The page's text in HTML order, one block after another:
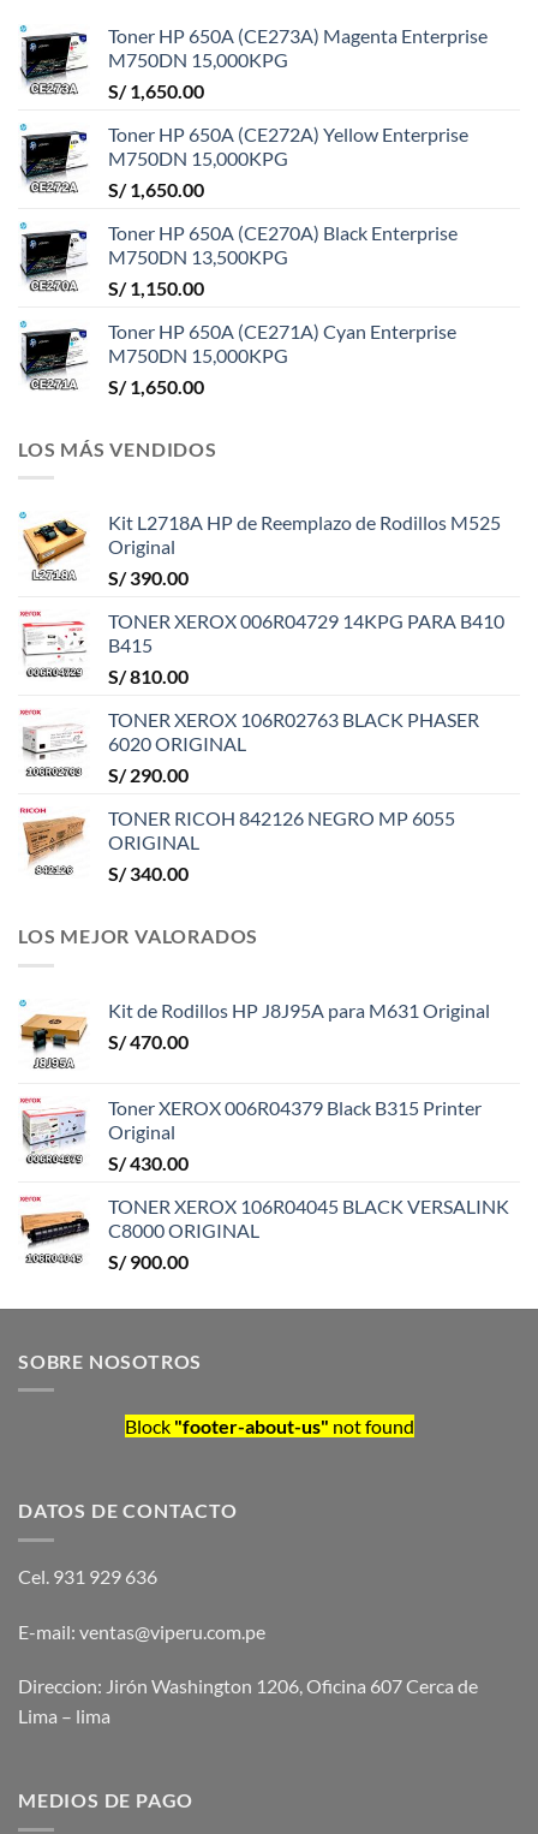
Toner HP 650A (CE273A) Magenta Enterprise
M750DN 15,000KPG
S/1,650.00
Toner HP 650A (CE272A) Yellow Enterprise
M750DN 15,000KPG
S/1,650.00
Toner HP 650A (CE270A) Black Enterprise
M750DN 13,500KPG
S/1,150.00
Toner HP 650A (CE271A) Cyan Enterprise
M750DN 15,000KPG
S/1,650.00
LOS MÁS VENDIDOS
Kit L2718A HP de Reemplazo de Rodillos M525
Original
S/390.00
TONER XEROX 006R04729 14KPG PARA B410
B415
S/810.00
TONER XEROX 106R02763 BLACK PHASER
6020 ORIGINAL
S/290.00
TONER RICOH 842126 NEGRO MP 6055
ORIGINAL
S/340.00
LOS MEJOR VALORADOS
Kit de Rodillos HP J8J95A para M631 Original
S/470.00
Toner XEROX 006R04379 Black B315 Printer
Original
S/430.00
TONER XEROX 106R04045 BLACK VERSALINK
C8000 ORIGINAL
S/900.00
SOBRE NOSOTROS
Block "footer-about-us" not found
DATOS DE CONTACTO
Cel. 931 929 636
E-mail: ventas@viperu.com.pe
Direccion: Jirón Washington 1206, Oficina 607 Cerca de
Lima – lima
MEDIOS DE PAGO